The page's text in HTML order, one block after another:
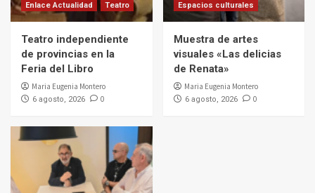
Enlace Actualidad
Teatro
Teatro independiente
de provincias en la
Feria del Libro
Maria Eugenia Montero
6 agosto, 2026 0
Espacios culturales
Muestra de artes
visuales «Las delicias
de Renata»
Maria Eugenia Montero
6 agosto, 2026 0